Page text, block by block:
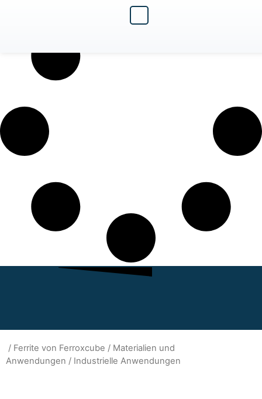
/ Ferrite von Ferroxcube / Materialien und
Anwendungen / Industrielle Anwendungen